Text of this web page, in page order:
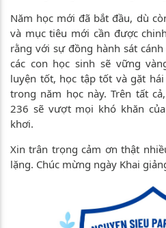
Năm học mới đã bắt đầu, dù
và mục tiêu mới cần được
rằng với sự đồng hành sát
các con học sinh sẽ vững
luyện tốt, học tập tốt và gặt
trong năm học này. Trên tất
236 sẽ vượt mọi khó khăn
khơi.
Xin trân trọng cảm ơn thật
lặng. Chúc mừng ngày Khai